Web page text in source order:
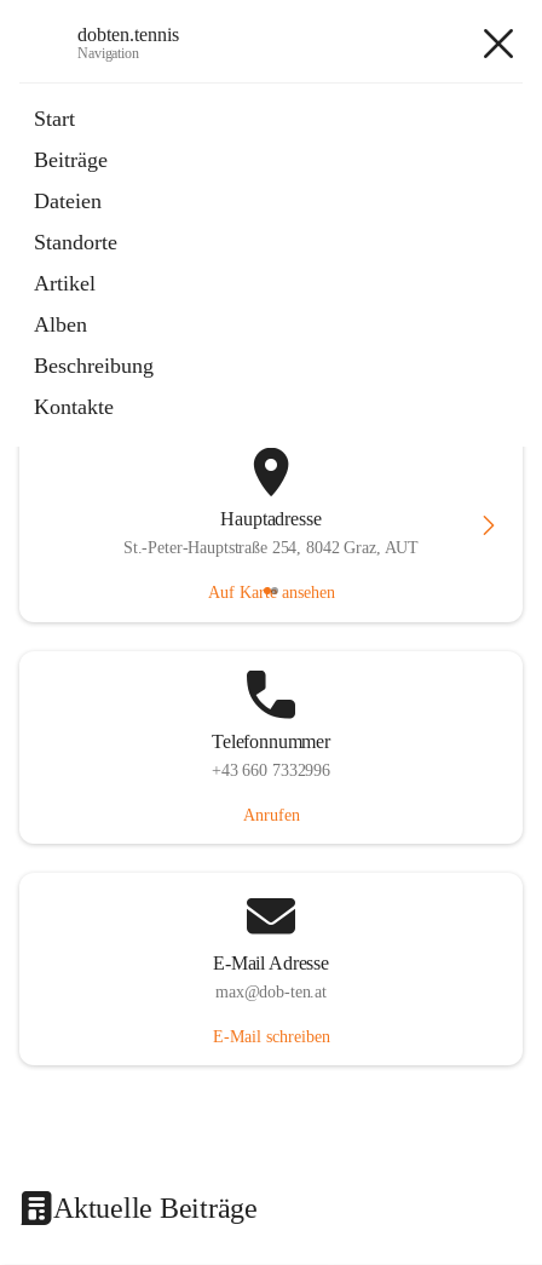
dobten.tennis
Navigation
Start
Beiträge
Dateien
Standorte
Artikel
Alben
Beschreibung
Kontakte
Externe Webseite
in
Tab
Online-Reservierung
Externe Webseite
öffnet
in
neuem
Tab
Hauptadresse
St.-Peter-Hauptstraße 254, 8042 Graz, AUT
Auf Karte ansehen
Telefonnummer
+43 660 7332996
Anrufen
E-Mail Adresse
max@dob-ten.at
E-Mail schreiben
Aktuelle Beiträge